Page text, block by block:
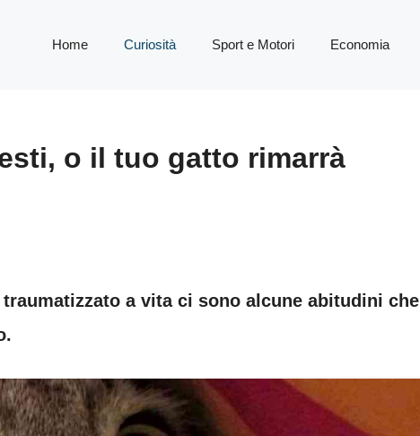
Home Curiosità Sport e Motori Economia
o il tuo gatto rimarrà
a vita ci sono alcune abitudini che